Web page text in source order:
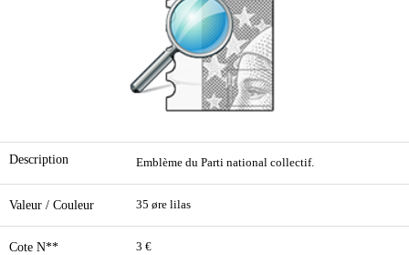
Description Emblème du Parti national collectif.
Valeur / Couleur 35 øre lilas
Cote N** 3 €